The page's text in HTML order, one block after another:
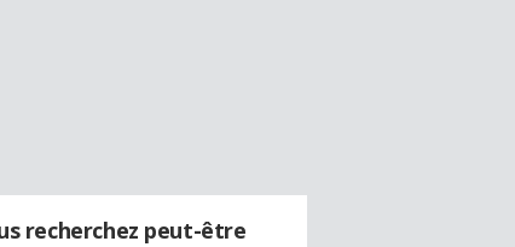
recherchez peut-être